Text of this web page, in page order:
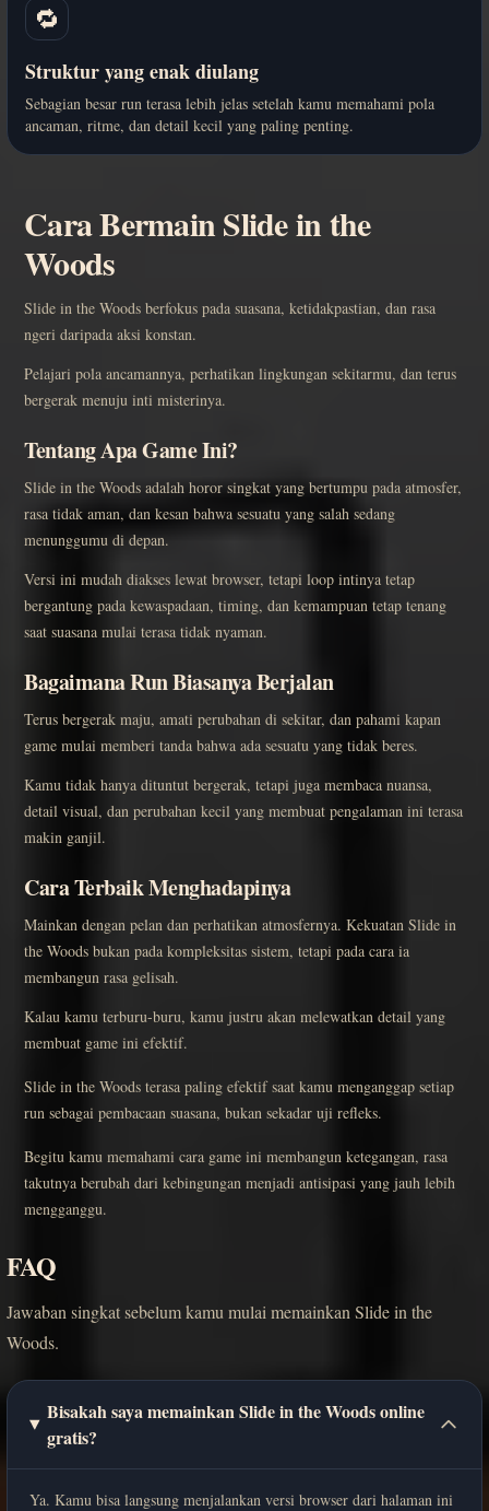
🔁
Struktur yang enak diulang
Sebagian besar run terasa lebih jelas setelah kamu memahami pola
ancaman, ritme, dan detail kecil yang paling penting.
Cara Bermain Slide in the
Woods
Slide in the Woods berfokus pada suasana, ketidakpastian, dan rasa
ngeri daripada aksi konstan.
Pelajari pola ancamannya, perhatikan lingkungan sekitarmu, dan terus
bergerak menuju inti misterinya.
Tentang Apa Game Ini?
Slide in the Woods adalah horor singkat yang bertumpu pada atmosfer,
rasa tidak aman, dan kesan bahwa sesuatu yang salah sedang
menunggumu di depan.
Versi ini mudah diakses lewat browser, tetapi loop intinya tetap
bergantung pada kewaspadaan, timing, dan kemampuan tetap tenang
saat suasana mulai terasa tidak nyaman.
Bagaimana Run Biasanya Berjalan
Terus bergerak maju, amati perubahan di sekitar, dan pahami kapan
game mulai memberi tanda bahwa ada sesuatu yang tidak beres.
Kamu tidak hanya dituntut bergerak, tetapi juga membaca nuansa,
detail visual, dan perubahan kecil yang membuat pengalaman ini terasa
makin ganjil.
Cara Terbaik Menghadapinya
Mainkan dengan pelan dan perhatikan atmosfernya. Kekuatan Slide in
the Woods bukan pada kompleksitas sistem, tetapi pada cara ia
membangun rasa gelisah.
Kalau kamu terburu-buru, kamu justru akan melewatkan detail yang
membuat game ini efektif.
Slide in the Woods terasa paling efektif saat kamu menganggap setiap
run sebagai pembacaan suasana, bukan sekadar uji refleks.
Begitu kamu memahami cara game ini membangun ketegangan, rasa
takutnya berubah dari kebingungan menjadi antisipasi yang jauh lebih
mengganggu.
FAQ
Jawaban singkat sebelum kamu mulai memainkan Slide in the
Woods.
Bisakah saya memainkan Slide in the Woods online
gratis?
Ya. Kamu bisa langsung menjalankan versi browser dari halaman ini